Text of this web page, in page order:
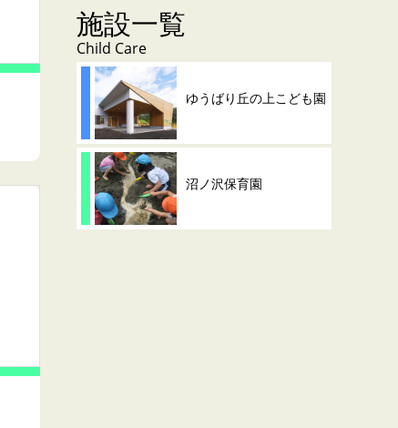
施設一覧
Child Care
ゆうばり丘の上こども園
沼ノ沢保育園